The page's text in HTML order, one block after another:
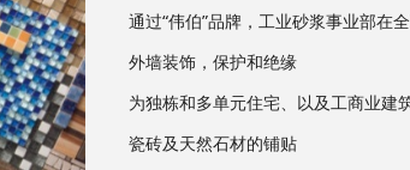
通过“伟伯”品牌，工业砂浆事业部在
外墙装饰，保护和绝缘
为独栋和多单元住宅、以及工商业建
瓷砖及天然石材的铺贴